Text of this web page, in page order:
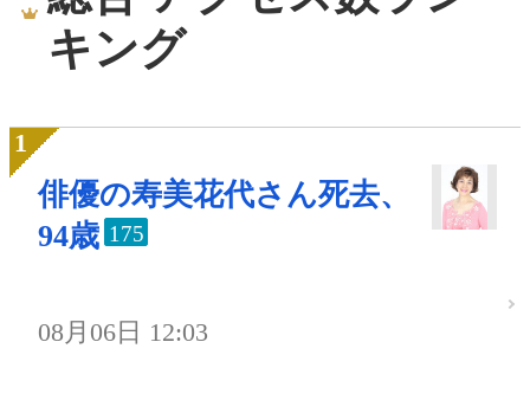
キング
俳優の寿美花代さん死去、
94歳 175
08月06日 12:03